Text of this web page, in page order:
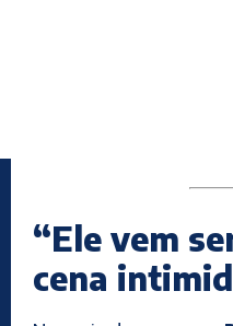
“Ele vem
cena